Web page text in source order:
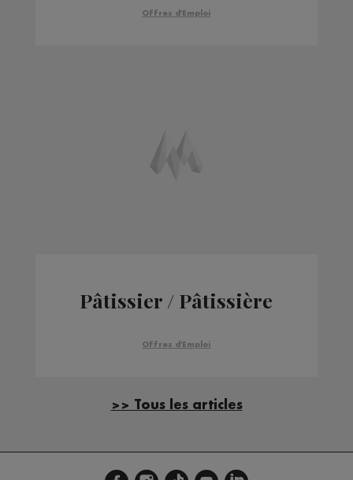
Offres d'Emploi
Pâtissier / Pâtissière
Offres d'Emploi
>> Tous les articles